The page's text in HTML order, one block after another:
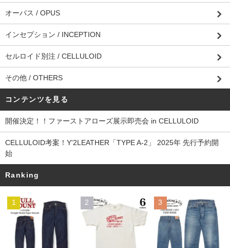
オーパス / OPUS
インセプション / INCEPTION
セルロイド別注 / CELLULOID
その他 / OTHERS
コンテンツを見る
開催決定！！ファーストアローズ展示即売会 in CELLULOID
CELLULOID考案！Y'2LEATHER「TYPE A-2」 2025年 先行予約開
始
Ranking
1 2 3